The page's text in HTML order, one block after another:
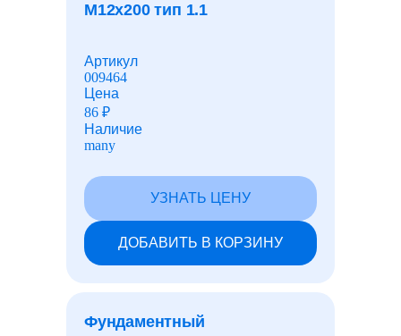
Лист перфорированный
Рулоны с полимерным покрытием
Шарики для подшипников
Барьеры безопасности
Фундаментные болты
Закладные детали
М12x200 тип 1.1
Артикул
009464
Цена
86 ₽
Наличие
many
УЗНАТЬ ЦЕНУ
ДОБАВИТЬ В КОРЗИНУ
Фундаментный